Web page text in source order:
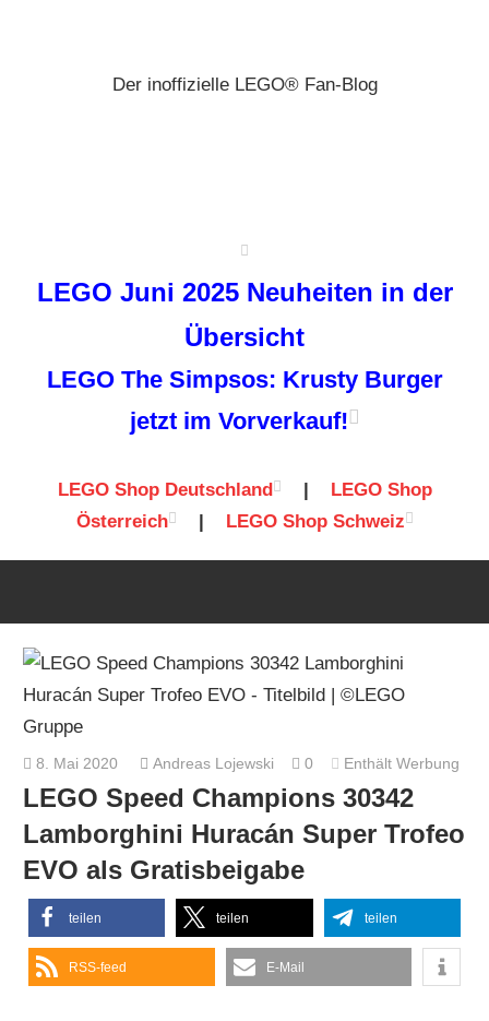
Der inoffizielle LEGO® Fan-Blog
LEGO Juni 2025 Neuheiten in der
Übersicht
LEGO The Simpsos: Krusty Burger
jetzt im Vorverkauf!
LEGO Shop Deutschland | LEGO Shop
Österreich
| LEGO Shop Schweiz
8. Mai 2020 Andreas Lojewski 0 Enthält Werbung
LEGO Speed Champions 30342
Lamborghini Huracán Super Trofeo
EVO als Gratisbeigabe
teilen teilen teilen
RSS-feed E-Mail